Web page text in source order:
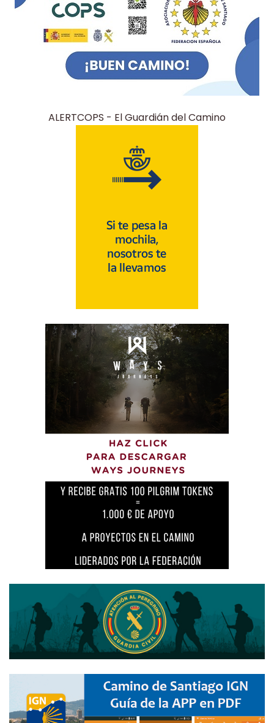
ALERTCOPS - El Guardián del Camino